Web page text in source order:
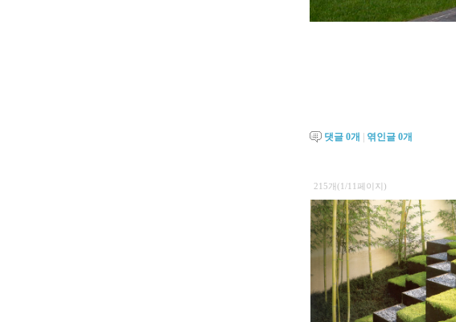
댓글 0개 엮인글 0개
215개(1/11페이지)